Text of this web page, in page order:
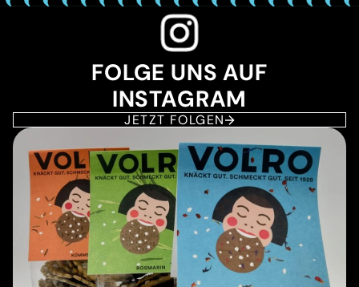
FOLGE UNS AUF
INSTAGRAM
JETZT FOLGEN